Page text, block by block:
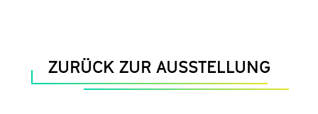
ZURÜCK ZUR AUSSTELLUNG